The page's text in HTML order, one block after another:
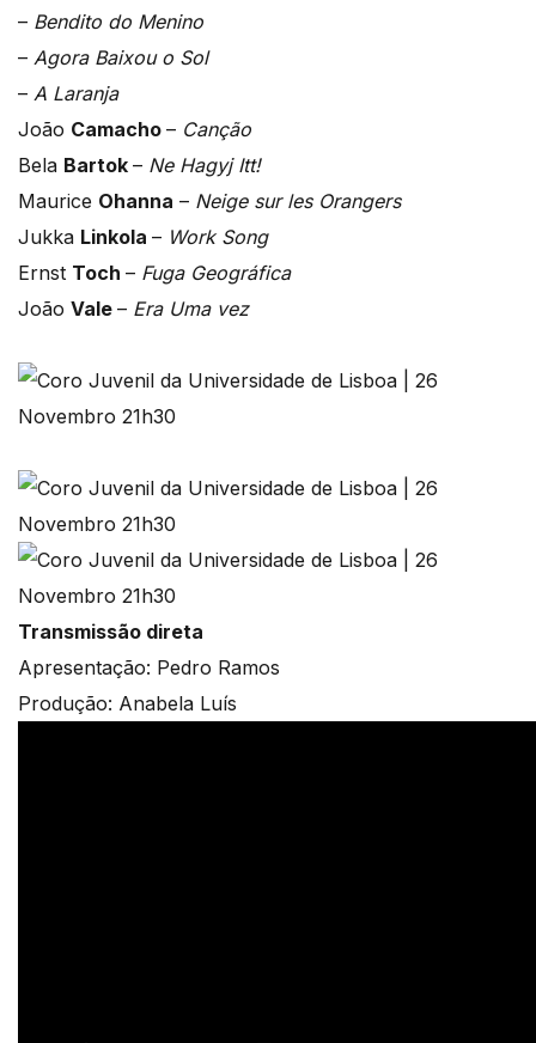
– Bendito do Menino
– Agora Baixou o Sol
– A Laranja
João Camacho – Canção
Bela Bartok – Ne Hagyj Itt!
Maurice Ohanna – Neige sur les Orangers
Jukka Linkola – Work Song
Ernst Toch – Fuga Geográfica
João Vale – Era Uma vez
Transmissão direta
Apresentação: Pedro Ramos
Produção: Anabela Luís